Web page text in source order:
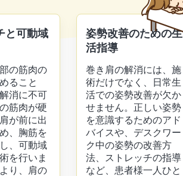
と可動域
の筋肉の
ること
消に不可
筋肉が硬
が前に出
、胸筋を
、可動域
を行いま
り、肩の
姿勢改善のための生
活指導
巻き肩の解消には、施
術だけでなく、日常生
活での姿勢改善が欠か
せません。正しい姿勢
を意識するためのアド
バイスや、デスクワー
ク中の姿勢の改善方
法、ストレッチの指導
など、患者様一人ひと